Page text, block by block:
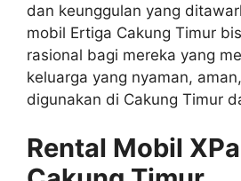
dan keunggulan yang
mobil Ertiga Cakung Timur
rasional bagi mereka yang
keluarga yang nyaman,
digunakan di Cakung Timur
Rental Mobil